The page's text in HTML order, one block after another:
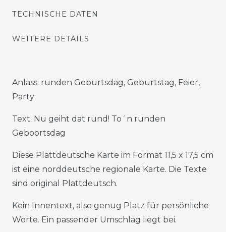
TECHNISCHE DATEN
WEITERE DETAILS
Anlass: runden Geburtsdag, Geburtstag, Feier,
Party
Text: Nu geiht dat rund! To´n runden
Geboortsdag
Diese Plattdeutsche Karte im Format 11,5 x 17,5 cm
ist eine norddeutsche regionale Karte. Die Texte
sind original Plattdeutsch.
Kein Innentext, also genug Platz für persönliche
Worte. Ein passender Umschlag liegt bei.